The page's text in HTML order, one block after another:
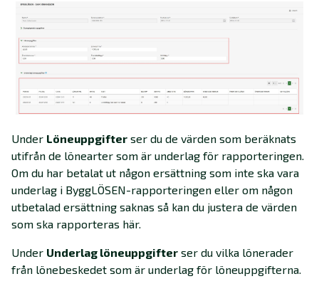
Under Löneuppgifter ser du de värden som beräknats
utifrån de lönearter som är underlag för rapporteringen.
Om du har betalat ut någon ersättning som inte ska vara
underlag i ByggLÖSEN-rapporteringen eller om någon
utbetalad ersättning saknas så kan du justera de värden
som ska rapporteras här.
Under Underlag löneuppgifter ser du vilka lönerader
från lönebeskedet som är underlag för löneuppgifterna.